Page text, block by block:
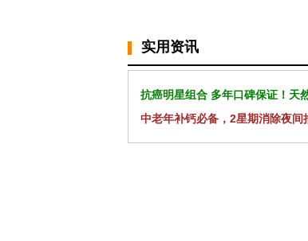
实用资讯
抗癌明星组合 多年口碑保证！天
中老年补钙必备，2星期消除夜